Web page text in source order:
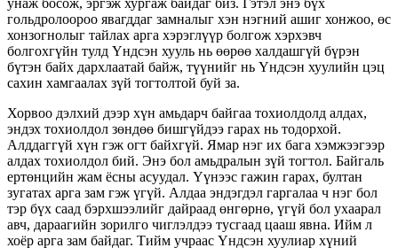
гольдролоороо явагддаг замналыг хэн нэгний ашиг хонжоо, өс
хонзогнолыг тайлах арга хэрэглүүр болгож хэрхэвч
болгохгүйн тулд Үндсэн хууль нь өөрөө халдашгүй бүрэн
бүтэн байх дархлаатай байж, түүнийг нь Үндсэн хуулийн цэц
сахин хамгаалах зүй тогтолтой буй за.
Хорвоо дэлхий дээр хүн амьдарч байгаа тохиолдолд алдах,
эндэх тохиолдол зөндөө бишгүйдээ гарах нь тодорхой.
Алддаггүй хүн гэж огт байхгүй. Ямар нэг их бага хэмжээгээр
алдах тохиолдол бий. Энэ бол амьдралын зүй тогтол. Байгаль
ертөнцийн жам ёсны асуудал. Үүнээс гажин гарах, бултан
зугатах арга зам гэж үгүй. Алдаа эндэгдэл гаргалаа ч нэг бол
тэр бүх саад бэрхшээлийг дайраад өнгөрнө, үгүй бол ухаарал
авч, дараагийн зорилго чиглэлдээ тусгаад цааш явна. Ийм л
хоёр арга зам байдаг. Тийм учраас Үндсэн хуулиар хүний